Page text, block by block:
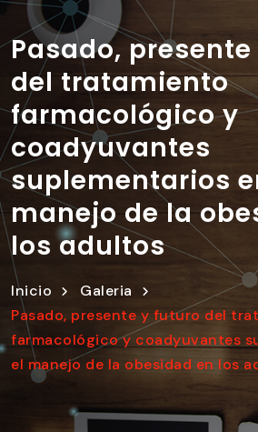
Pasado,
del tratamiento
farmacológico y
coadyuvantes
suplementarios
manejo de la
los adultos
Inicio
Galeria
Pasado, presente y futuro del
farmacológico y coadyuvantes
el manejo de la obesidad en los